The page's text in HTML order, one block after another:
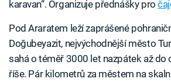
karavan“. Organizuje přednášky pro
Pod Araratem leží zaprášené
Doğubeyazit, nejvýchodnější město
sahá o téměř 3000 let nazpátek až do
říše. Pár kilometrů za městem na